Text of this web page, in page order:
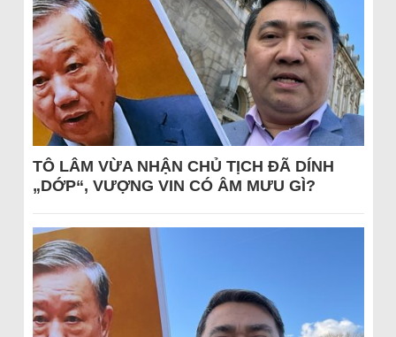
TÔ LÂM VỪA NHẬN CHỦ TỊCH ĐÃ DÍNH
„DỚP“, VƯỢNG VIN CÓ ÂM MƯU GÌ?